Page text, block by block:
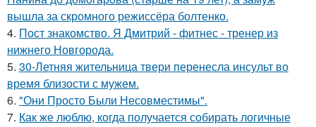
вышла за скромного режиссёра болтенко.
4. Пост знакомство. Я Дмитрий - фитнес - тренер из
нижнего Новгорода.
5. 30-Летняя жительница твери перенесла инсульт во
время близости с мужем.
6. "Они Просто Были Несовместимы".
7. Как же люблю, когда получается собирать логичные